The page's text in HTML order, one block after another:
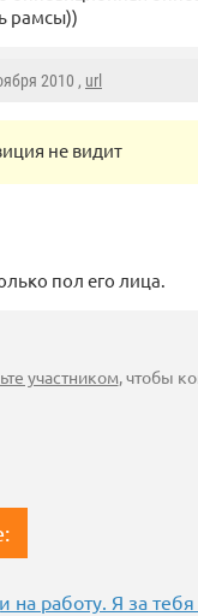
рамсы))
2010 , url
не видит
пол его лица.
участником, чтобы
на работу. Я за